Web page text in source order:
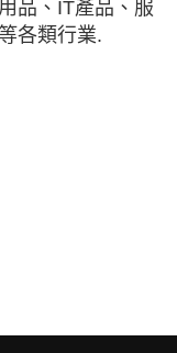
品、IT產品、服
各類行業.